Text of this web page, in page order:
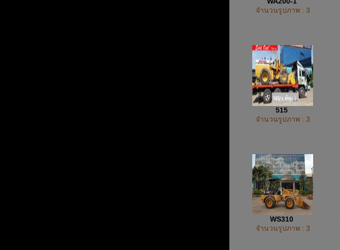
จำนวนรูปภาพ : 3
515
จำนวนรูปภาพ : 3
WS310
จำนวนรูปภาพ : 3